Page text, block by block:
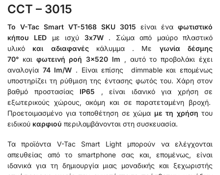
CCT – 3015
Το V-Tac Smart VT-5168 SKU 3015 είναι ένα φωτιστικό
κήπου LED με ισχύ 3x7W. Σώμα από μαύρο πλαστικό
υλικό και αδιαφανέςκάλυμμα . Με γωνία δέσμης
70° και φωτεινή ροή 3×520 lm , αυτό το προβολάκι έχει
αναλογία 74 lm/W . Είναι επίσης dimmable και επομένως
υποστηρίζει τη ρύθμιση της έντασης φωτός του. Χάρη στον
βαθμό προστασίας IP65 , είναι ιδανικό για χρήση σε
εξωτερικούς χώρους, ακόμη και σε παρατεταμένη βροχή.
Προετοιμασμένο για τοποθέτηση σε χώμα με τη χρήση του
ειδικού καρφιού περιλαμβάνονται στη συσκευασία.
Τα προϊόντα V-Tac Smart Light μπορούν να ελέγχονται
απευθείας από το smartphone σας και, επομένως, είναι
ιδανικά για τη δημιουργία μιας μοναδικής και ξεχωριστής